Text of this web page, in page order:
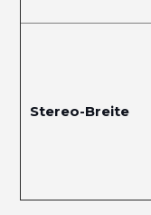
Stereo-Breite